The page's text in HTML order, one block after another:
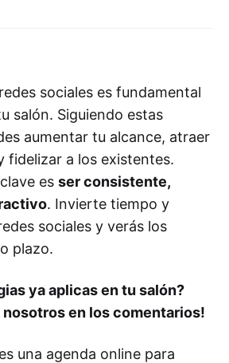
sociales es fundamental
salón. Siguiendo estas
aumentar tu alcance, atraer
fidelizar a los existentes.
es ser consistente,
. Invierte tiempo y
sociales y verás los
plazo.
ya aplicas en tu salón?
en los comentarios!
una agenda online para